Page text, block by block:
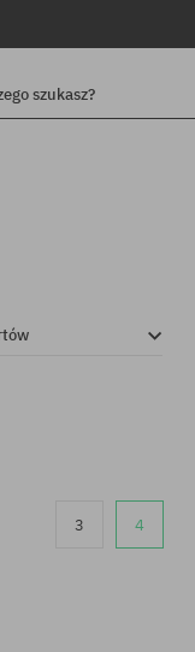
szukasz?
3 4